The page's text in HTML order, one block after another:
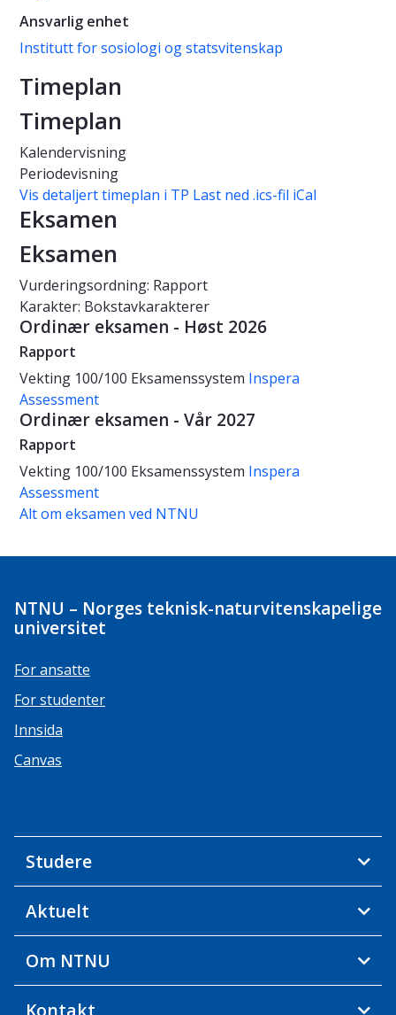
Ansvarlig enhet
Institutt for sosiologi og statsvitenskap
Timeplan
Timeplan
Kalendervisning
Periodevisning
Vis detaljert timeplan i TP Last ned .ics-fil iCal
Eksamen
Eksamen
Vurderingsordning: Rapport
Karakter: Bokstavkarakterer
Ordinær eksamen - Høst 2026
Rapport
Vekting 100/100 Eksamenssystem Inspera
Assessment
Ordinær eksamen - Vår 2027
Rapport
Vekting 100/100 Eksamenssystem Inspera
Assessment
Alt om eksamen ved NTNU
NTNU – Norges teknisk-naturvitenskapelige
universitet
For ansatte
For studenter
Innsida
Canvas
Studere
Aktuelt
Om NTNU